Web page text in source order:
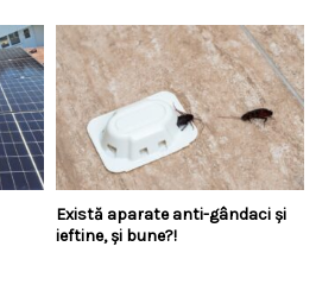
Există aparate anti-gândaci și
ieftine, și bune?!